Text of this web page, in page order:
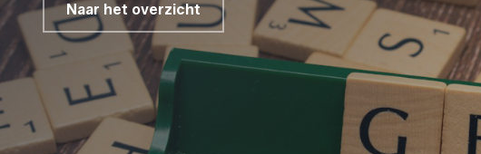
Naar het overzicht